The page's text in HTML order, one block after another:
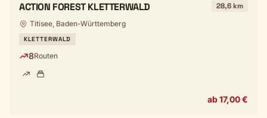
ACTION FOREST KLETTERWALD 28,6 km
Titisee, Baden-Württemberg
KLETTERWALD
8Routen
ab 17,00 €